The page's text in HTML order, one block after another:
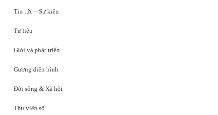
Tin tức – Sự kiện
Tư liệu
Giới và phát triển
Gương điển hình
Đời sống & Xã hội
Thư viện số